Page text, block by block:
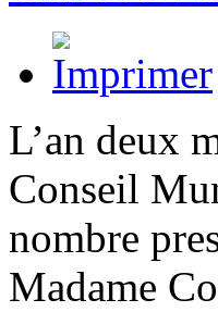
L’an deux
Conseil
nombre
Madame